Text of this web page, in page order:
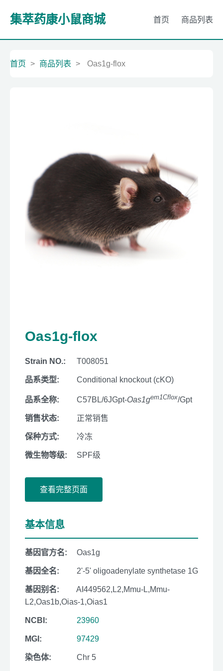
集萃药康小鼠商城 首页 商品列表
首页 > 商品列表 > Oas1g-flox
Oas1g-flox
Strain NO.: T008051
品系类型: Conditional knockout (cKO)
品系全称: C57BL/6JGpt-Oas1gem1Cflox/Gpt
销售状态: 正常销售
保种方式: 冷冻
微生物等级: SPF级
查看完整页面
基本信息
基因官方名: Oas1g
基因全名: 2'-5' oligoadenylate synthetase 1G
基因别名:
AI449562,L2,Mmu-L,Mmu-
L2,Oas1b,Oias-1,Oias1
NCBI: 23960
MGI: 97429
染色体: Chr 5